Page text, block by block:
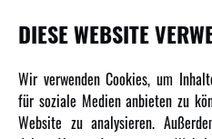
INFORMATIONEN
Newsletter
Über uns
Karriere
DIESE WEBSITE
Wir verwenden Cookies, um
für soziale Medien anbieten zu
Website zu analysieren.